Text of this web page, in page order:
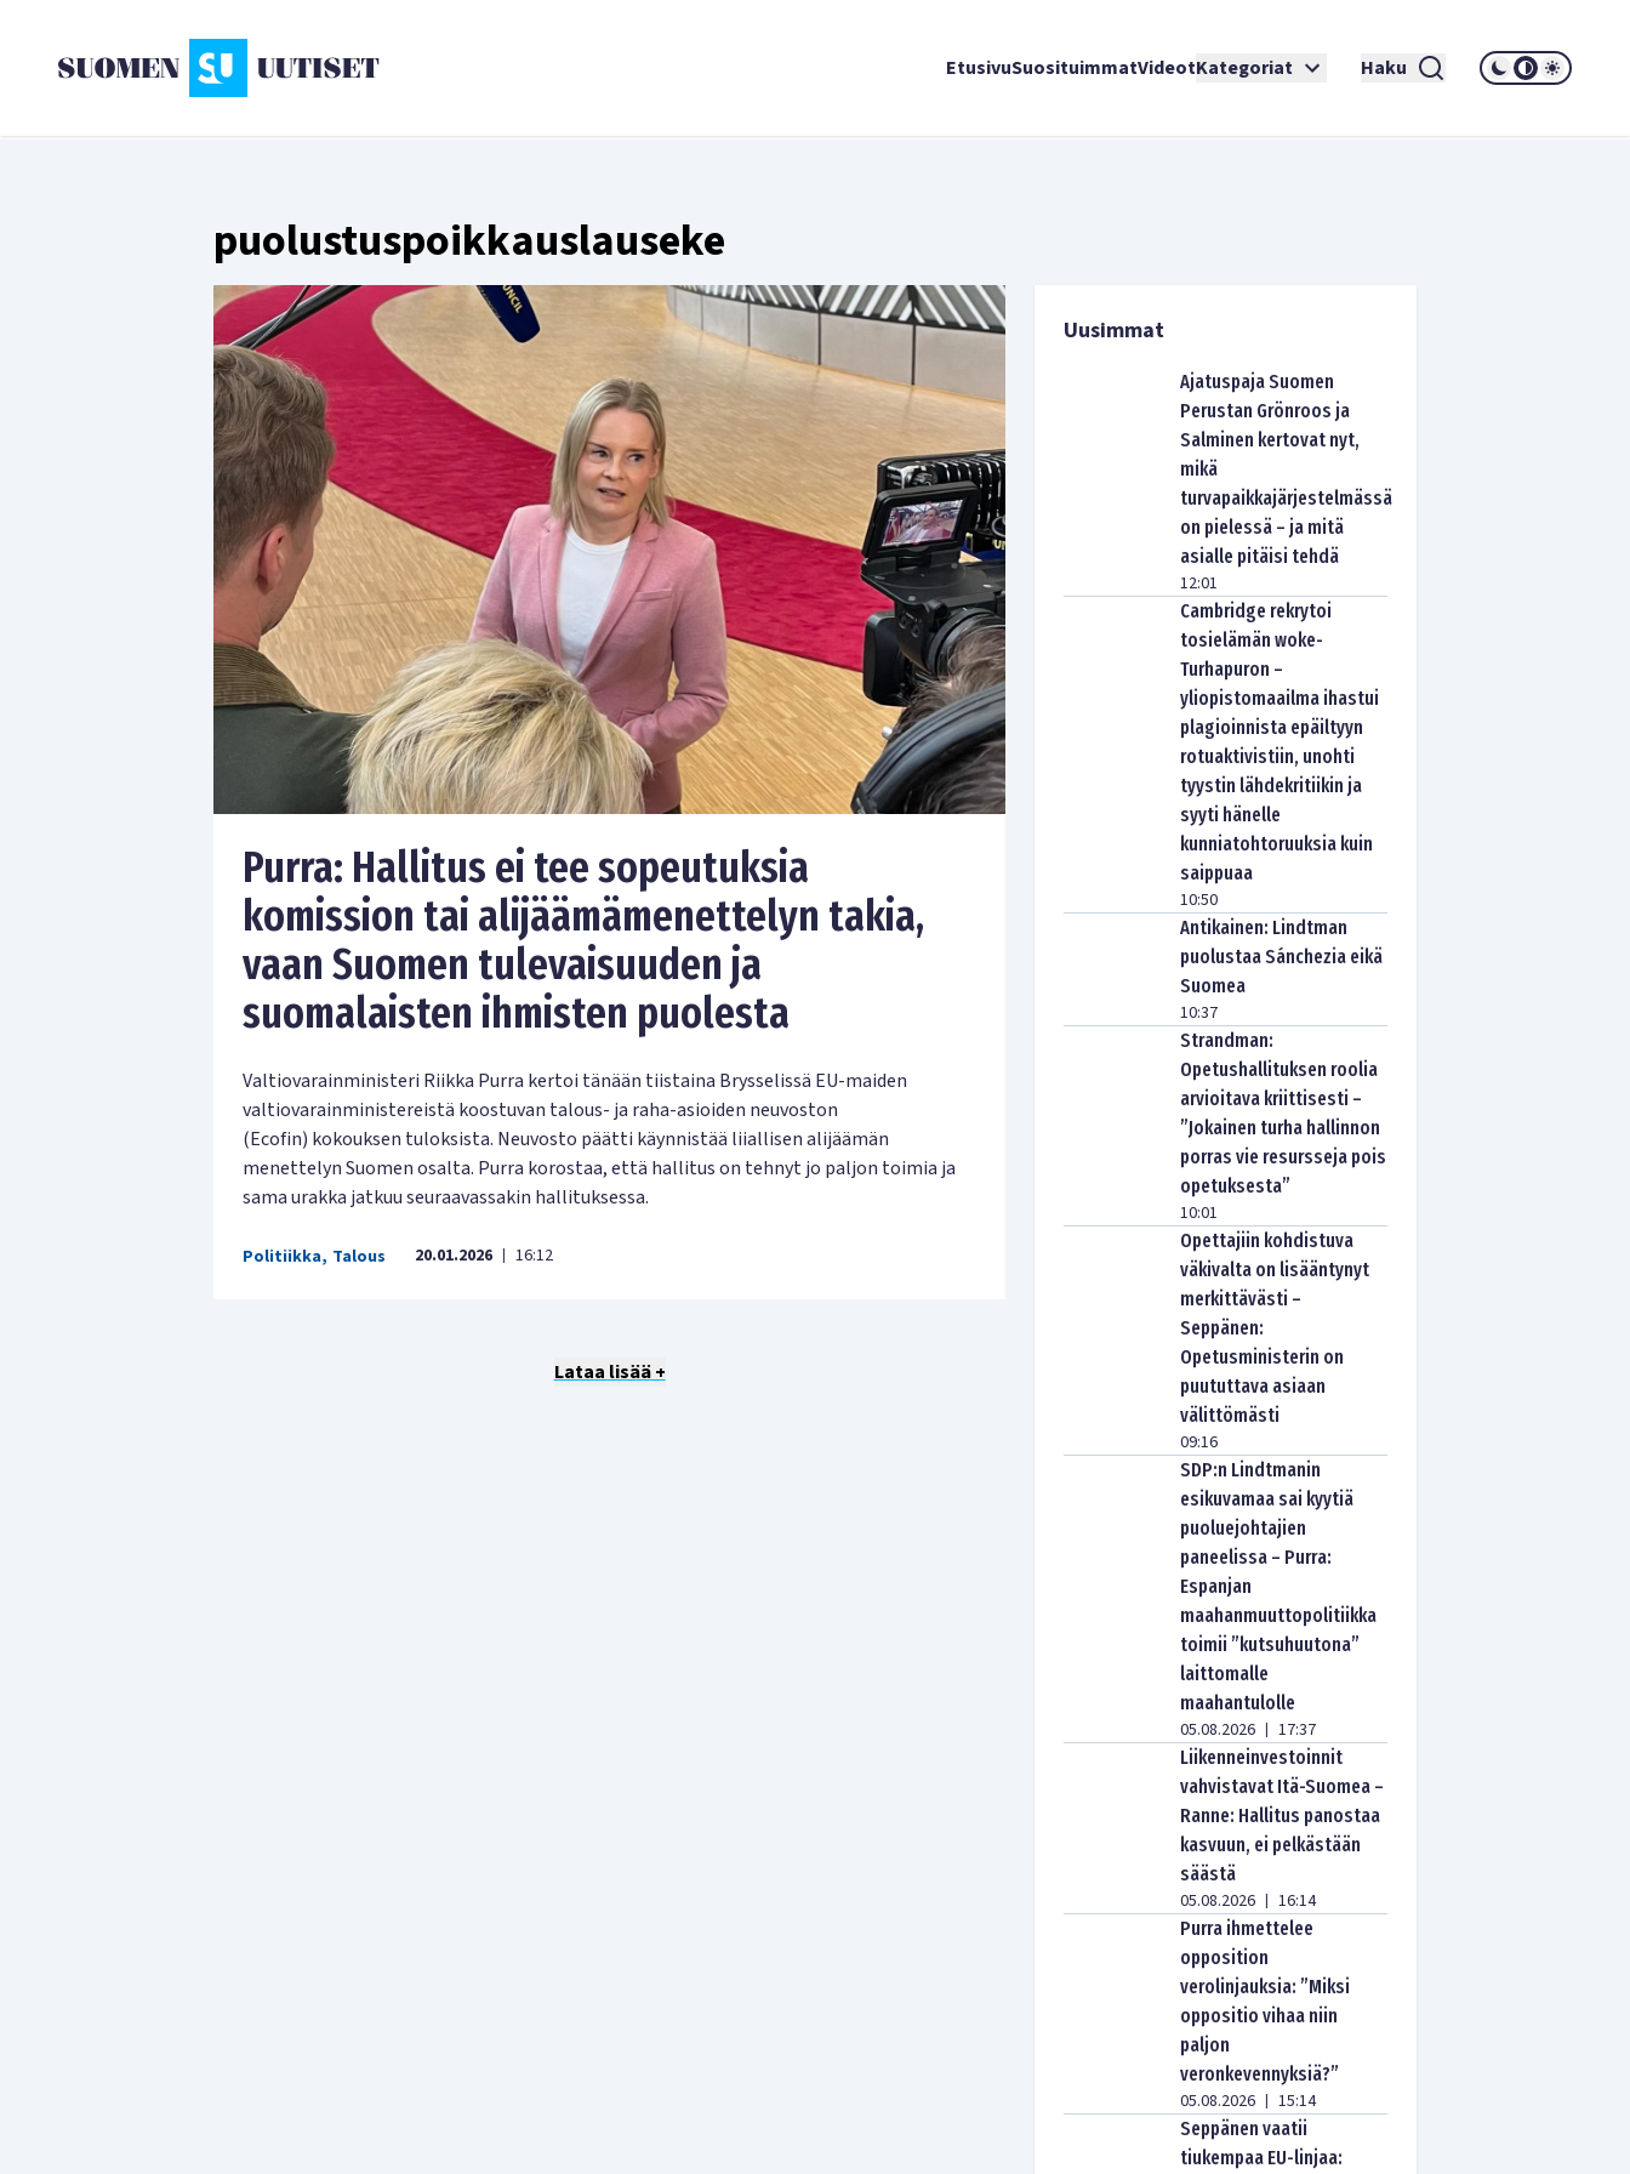
EtusivuSuosituimmatVideotKategoriat Haku
puolustuspoikkauslauseke
Purra: Hallitus ei tee sopeutuksia
komission tai alijäämämenettelyn takia,
vaan Suomen tulevaisuuden ja
suomalaisten ihmisten puolesta
Valtiovarainministeri Riikka Purra kertoi tänään tiistaina Brysselissä EU-maiden
valtiovarainministereistä koostuvan talous- ja raha-asioiden neuvoston
(Ecofin) kokouksen tuloksista. Neuvosto päätti käynnistää liiallisen alijäämän
menettelyn Suomen osalta. Purra korostaa, että hallitus on tehnyt jo paljon toimia ja
sama urakka jatkuu seuraavassakin hallituksessa.
Politiikka, Talous 20.01.2026 | 16:12
Lataa lisää +
Uusimmat
Ajatuspaja Suomen
Perustan Grönroos ja
Salminen kertovat nyt,
mikä
turvapaikkajärjestelmässä
on pielessä – ja mitä
asialle pitäisi tehdä
12:01
Cambridge rekrytoi
tosielämän woke-
Turhapuron –
yliopistomaailma ihastui
plagioinnista epäiltyyn
rotuaktivistiin, unohti
tyystin lähdekritiikin ja
syyti hänelle
kunniatohtoruuksia kuin
saippuaa
10:50
Antikainen: Lindtman
puolustaa Sánchezia eikä
Suomea
10:37
Strandman:
Opetushallituksen roolia
arvioitava kriittisesti –
”Jokainen turha hallinnon
porras vie resursseja pois
opetuksesta”
10:01
Opettajiin kohdistuva
väkivalta on lisääntynyt
merkittävästi –
Seppänen:
Opetusministerin on
puututtava asiaan
välittömästi
09:16
SDP:n Lindtmanin
esikuvamaa sai kyytiä
puoluejohtajien
paneelissa – Purra:
Espanjan
maahanmuuttopolitiikka
toimii ”kutsuhuutona”
laittomalle
maahantulolle
05.08.2026 | 17:37
Liikenneinvestoinnit
vahvistavat Itä-Suomea –
Ranne: Hallitus panostaa
kasvuun, ei pelkästään
säästä
05.08.2026 | 16:14
Purra ihmettelee
opposition
verolinjauksia: ”Miksi
oppositio vihaa niin
paljon
veronkevennyksiä?”
05.08.2026 | 15:14
Seppänen vaatii
tiukempaa EU-linjaa: